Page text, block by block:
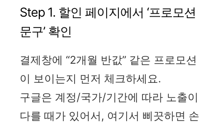
Step 1. 할인 페이지에서 ‘프로모션
문구’ 확인
결제창에 “2개월 반값” 같은 프로모션
이 보이는지 먼저 체크하세요.
구글은 계정/국가/기간에 따라 노출이
다를 때가 있어서, 여기서 삐끗하면 손